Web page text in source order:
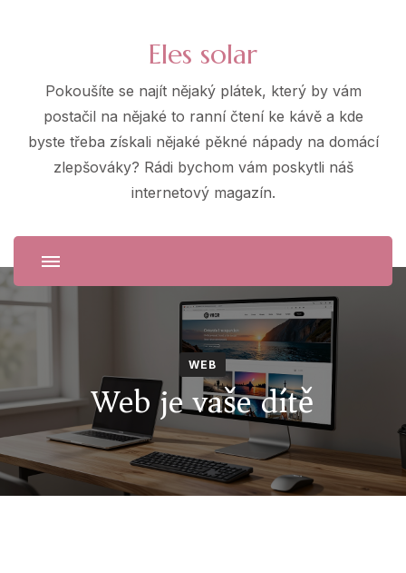
Eles solar
Pokoušíte se najít nějaký plátek, který by vám
postačil na nějaké to ranní čtení ke kávě a kde
byste třeba získali nějaké pěkné nápady na domácí
zlepšováky? Rádi bychom vám poskytli náš
internetový magazín.
WEB
Web je vaše dítě